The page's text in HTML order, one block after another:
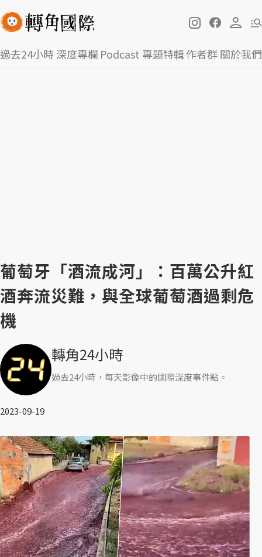
過去24小時深度專欄 Podcast 專題特輯作者群關於我們
葡萄牙「酒流成河」：百萬公升紅
酒奔流災難，與全球葡萄酒過剩危
機
轉角24小時
過去24小時，每天影像中的國際深度事件點。
2023-09-19